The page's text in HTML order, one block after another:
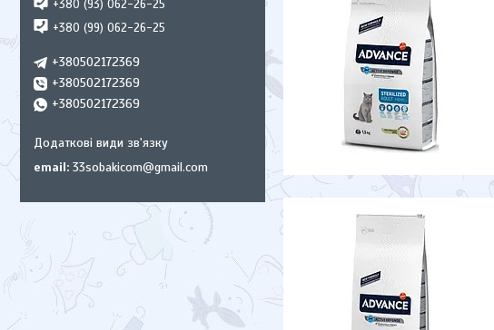
+380 (93) 062-26-25
+380 (99) 062-26-25
+380502172369
+380502172369
+380502172369
email 33sobakicom@gmail.com